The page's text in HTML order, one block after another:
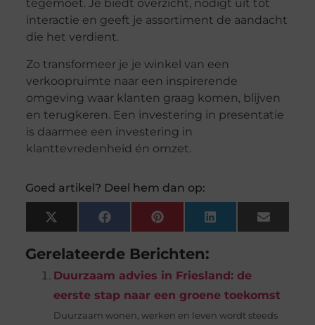
tegemoet. Je biedt overzicht, nodigt uit tot
interactie en geeft je assortiment de aandacht
die het verdient.
Zo transformeer je je winkel van een
verkoopruimte naar een inspirerende
omgeving waar klanten graag komen, blijven
en terugkeren. Een investering in presentatie
is daarmee een investering in
klanttevredenheid én omzet.
Goed artikel? Deel hem dan op:
X
(Twitter)
FacebookPinterestLinkedInEmail
Gerelateerde Berichten:
Duurzaam advies in Friesland: de
eerste stap naar een groene toekomst
Duurzaam wonen, werken en leven wordt steeds